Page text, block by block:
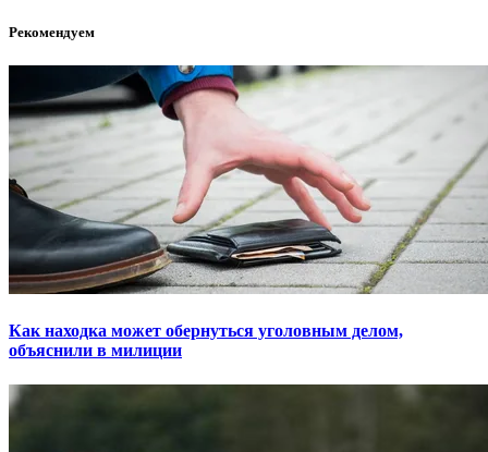
Рекомендуем
Как находка может обернуться уголовным делом,
объяснили в милиции